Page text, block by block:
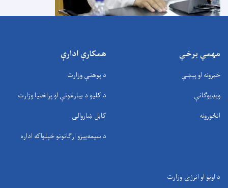
مهمې برخې
خبرونه او پېښې
ویډیوګانې
انځورونه
همکارې ادارې
د پوهنې وزارت
د کلیو د بیارغونې او پراختیا وزارت
کابل ښاروالی
د سيمه‌ييزو ارګانونو خپلواکه اداره
د اوبو او انرژۍ وزارت